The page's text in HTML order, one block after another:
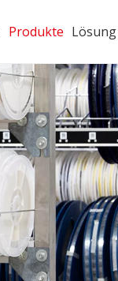
Produkte Lösung